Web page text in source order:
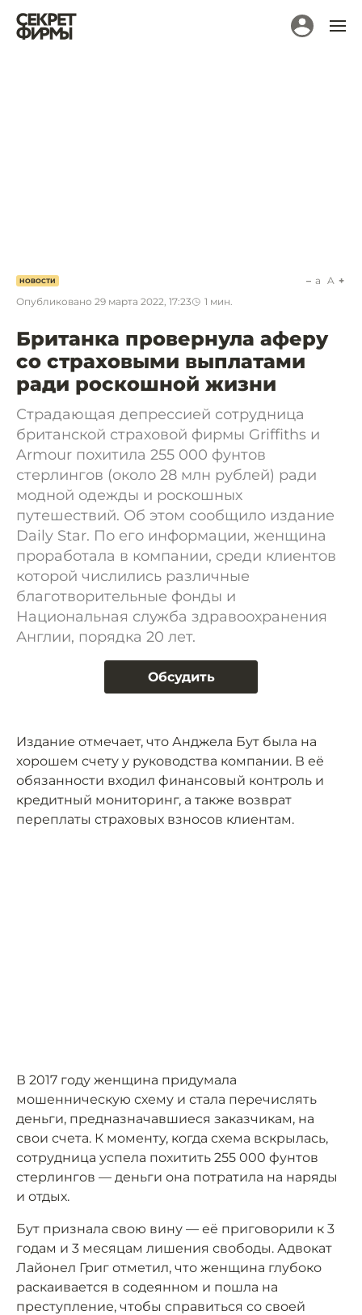
НОВОСТИ
Опубликовано 29 марта 2022, 17:23 1 мин.
a A
Британка провернула аферу
со страховыми выплатами
ради роскошной жизни
Страдающая депрессией сотрудница
британской страховой фирмы Griffiths и
Armour похитила 255 000 фунтов
стерлингов (около 28 млн рублей) ради
модной одежды и роскошных
путешествий. Об этом сообщило издание
Daily Star. По его информации, женщина
проработала в компании, среди клиентов
которой числились различные
благотворительные фонды и
Национальная служба здравоохранения
Англии, порядка 20 лет.
Обсудить
Издание отмечает, что Анджела Бут была на
хорошем счету у руководства компании. В её
обязанности входил финансовый контроль и
кредитный мониторинг, а также возврат
переплаты страховых взносов клиентам.
В 2017 году женщина придумала
мошенническую схему и стала перечислять
деньги, предназначавшиеся заказчикам, на
свои счета. К моменту, когда схема вскрылась,
сотрудница успела похитить 255 000 фунтов
стерлингов — деньги она потратила на наряды
и отдых.
Бут признала свою вину — её приговорили к 3
годам и 3 месяцам лишения свободы. Адвокат
Лайонел Григ отметил, что женщина глубоко
раскаивается в содеянном и пошла на
преступление, чтобы справиться со своей